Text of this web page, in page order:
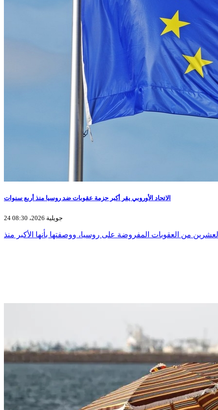
الاتحاد الأوروبي يقر أكبر حزمة عقوبات ضد روسيا منذ أربع سنوات
24 جويلية 2026، 08:30